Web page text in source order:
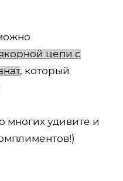
цепи с
, который
многих удивите и